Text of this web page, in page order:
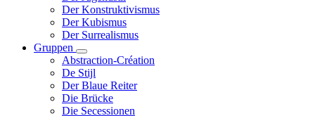
Der Konstruktivismus
Der Kubismus
Der Surrealismus
Gruppen
Unternavigation
von
Gruppen
Abstraction-Création
De Stijl
Der Blaue Reiter
Die Brücke
Die Secessionen